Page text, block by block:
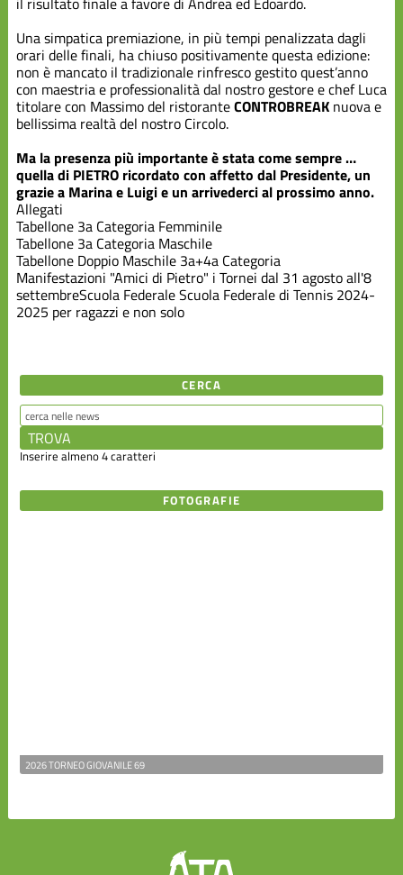
Una simpatica premiazione, in più tempi penalizzata dagli
orari delle finali, ha chiuso positivamente questa edizione:
non è mancato il tradizionale rinfresco gestito quest’anno
con maestria e professionalità dal nostro gestore e chef Luca
titolare con Massimo del ristoranteCONTROBREAKnuova e
bellissima realtà del nostro Circolo.
Ma la presenza più importante è stata come sempre …
quella di PIETRO ricordato con affetto dal Presidente, un
grazie a Marina e Luigi e un arrivederci al prossimo anno.
Allegati
Tabellone 3a Categoria Femminile
Tabellone 3a Categoria Maschile
Tabellone Doppio Maschile 3a+4a Categoria
Manifestazioni "Amici di Pietro" i Tornei dal 31 agosto all'8
settembreScuola FederaleScuola Federale di Tennis 2024-
2025 per ragazzi e non solo
CERCA
Inserire almeno 4 caratteri
FOTOGRAFIE
2026 TORNEO GIOVANILE 69